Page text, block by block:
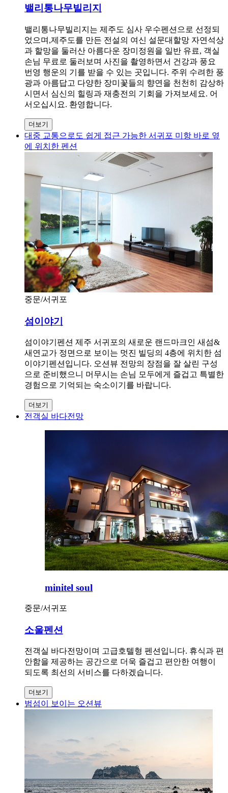
밸리통나무빌리지
밸리통나무빌리지는 제주도 심사 우수펜션으로 선정되
었으며,제주도를 만든 전설의 여신 설문대할망 자연석상
과 할망을 둘러산 아름다운 장미정원을 일반 유료, 객실
손님 무료로 둘러보며 사진을 촬영하면서 건강과 풍요
번영 행운의 기를 받을 수 있는 곳입니다. 주위 수려한 풍
광과 아름답고 다양한 장미꽃들의 향연을 천천히 감상하
시면서 심신의 힐링과 재충전의 기회을 가져보세요. 어
서오십시요. 환영합니다.
더보기
대중 교통으로도 쉽게 접근 가능한 서귀포 미항 바로 옆
에 위치한 펜션
중문/서귀포
섬이야기
섬이야기펜션 제주 서귀포의 새로운 랜드마크인 새섬&
새연교가 정면으로 보이는 멋진 빌딩의 4층에 위치한 섬
이야기펜션입니다. 오션뷰 전망의 장점을 잘 살린 구성
으로 준비했으니 머무시는 손님 모두에게 즐겁고 특별한
경험으로 기억되는 숙소이기를 바랍니다.
더보기
전객실 바다전망
minitel soul
중문/서귀포
소울펜션
전객실 바다전망이며 고급호텔형 펜션입니다. 휴식과 편
안함을 제공하는 공간으로 더욱 즐겁고 편안한 여행이
되도록 최선의 서비스를 다하겠습니다.
더보기
범섬이 보이는 오션뷰